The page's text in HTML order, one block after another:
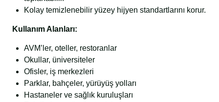
Kolay temizlenebilir yüzey hijyen standartlarını korur.
Kullanım Alanları:
AVM’ler, oteller, restoranlar
Okullar, üniversiteler
Ofisler, iş merkezleri
Parklar, bahçeler, yürüyüş yolları
Hastaneler ve sağlık kuruluşları